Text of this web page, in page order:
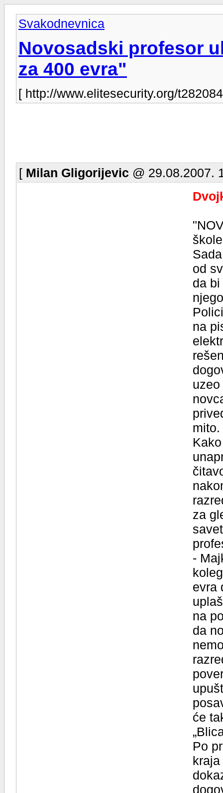
Svakodnevnica
Novosadski profesor
za 400 evra"
[ http://www.elitesecurity.org/
[ Milan Gligorijevic @ 29.08.2007.
od
da
na
mito.
za
-
evra
na
da
će
Po